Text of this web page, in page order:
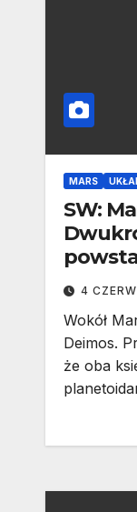
MARS
SW:
4
Wokół
Deimos.
że oba